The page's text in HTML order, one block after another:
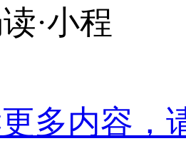
多内容，